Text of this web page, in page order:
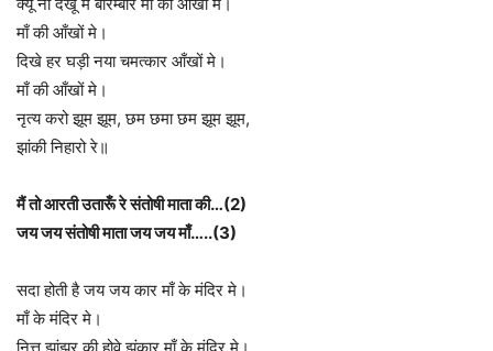
माँ की आँखों मे।
दिखे हर घड़ी नया चमत्कार आँखों मे।
माँ की आँखों मे।
नृत्य करो झूम झूम, छम छमा छम झूम झूम,
झांकी निहारो रे॥
मैं तो आरती उतारूँ रे संतोषी माता की…(2)
जय जय संतोषी माता जय जय माँ…..(3)
सदा होती है जय जय कार माँ के मंदिर मे।
माँ के मंदिर मे।